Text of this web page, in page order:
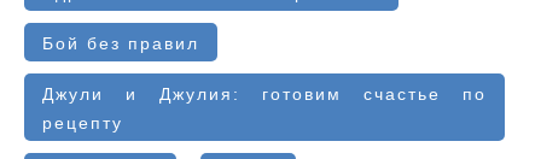
Бой без правил
Джули и Джулия: готовим счастье по
рецепту